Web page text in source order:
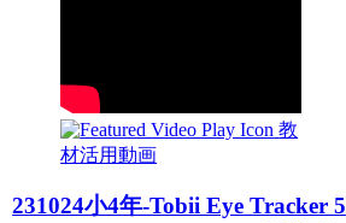
教
材活用動画
231024小4年-Tobii Eye Tracker 5